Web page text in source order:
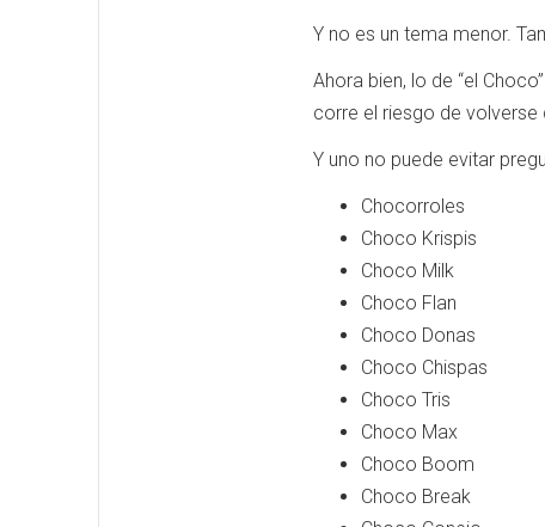
Y no es un tema menor.
Ahora bien, lo de “el
corre el riesgo de volverse
Y uno no puede evitar
Chocorroles
Choco Krispis
Choco Milk
Choco Flan
Choco Donas
Choco Chispas
Choco Tris
Choco Max
Choco Boom
Choco Break